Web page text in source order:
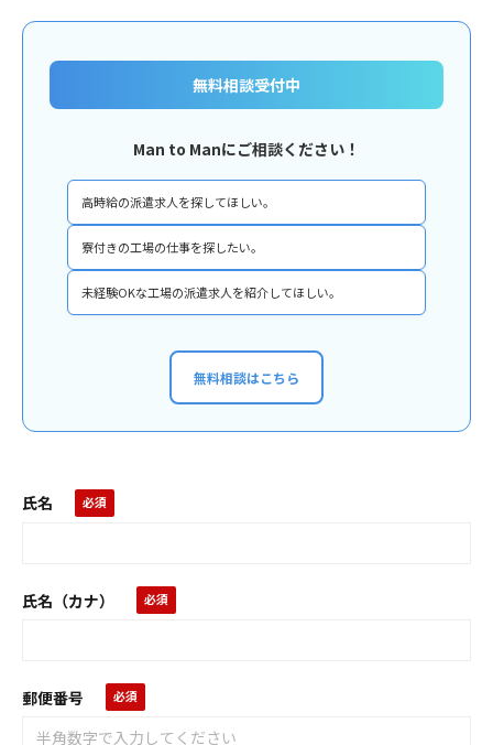
無料相談受付中
Man to Manにご相談ください！
高時給の派遣求人を探してほしい。
寮付きの工場の仕事を探したい。
未経験OKな工場の派遣求人を紹介してほしい。
無料相談はこちら
氏名
氏名（カナ）
郵便番号